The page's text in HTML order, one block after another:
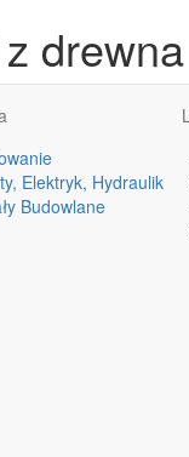
Elektryk, Hydraulik
Budowlane